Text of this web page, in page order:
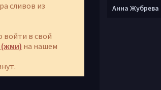
сливов из
войти в свой
(жми) на нашем
Анна Жубрева